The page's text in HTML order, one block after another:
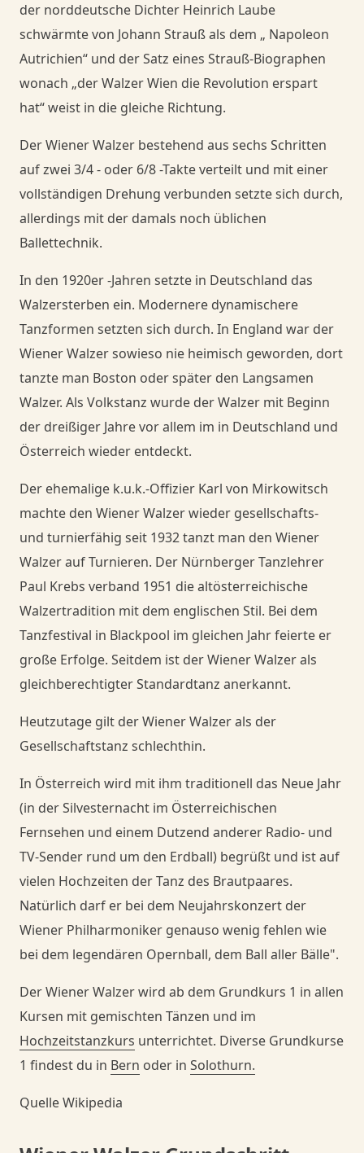
der norddeutsche Dichter Heinrich Laube
schwärmte von Johann Strauß als dem „ Napoleon
Autrichien“ und der Satz eines Strauß-Biographen
wonach „der Walzer Wien die Revolution erspart
hat“ weist in die gleiche Richtung.
Der Wiener Walzer bestehend aus sechs Schritten
auf zwei 3/4 - oder 6/8-Takte verteilt und mit einer
vollständigen Drehung verbunden setzte sich durch,
allerdings mit der damals noch üblichen
Ballettechnik.
In den 1920er -Jahren setzte in Deutschland das
Walzersterben ein. Modernere dynamischere
Tanzformen setzten sich durch. In England war der
Wiener Walzer sowieso nie heimisch geworden, dort
tanzte man Boston oder später den Langsamen
Walzer. Als Volkstanz wurde der Walzer mit Beginn
der dreißiger Jahre vor allem im in Deutschland und
Österreich wieder entdeckt.
Der ehemalige k.u.k.-Offizier Karl von Mirkowitsch
machte den Wiener Walzer wieder gesellschafts-
und turnierfähig seit 1932 tanzt man den Wiener
Walzer auf Turnieren. Der Nürnberger Tanzlehrer
Paul Krebs verband 1951 die altösterreichische
Walzertradition mit dem englischen Stil. Bei dem
Tanzfestival in Blackpool im gleichen Jahr feierte er
große Erfolge. Seitdem ist der Wiener Walzer als
gleichberechtigter Standardtanz anerkannt.
Heutzutage gilt der Wiener Walzer als der
Gesellschaftstanz schlechthin.
In Österreich wird mit ihm traditionell das Neue Jahr
(in der Silvesternacht im Österreichischen
Fernsehen und einem Dutzend anderer Radio- und
TV-Sender rund um den Erdball) begrüßt und ist auf
vielen Hochzeiten der Tanz des Brautpaares.
Natürlich darf er bei dem Neujahrskonzert der
Wiener Philharmoniker genauso wenig fehlen wie
bei dem legendären Opernball, dem Ball aller Bälle".
Der Wiener Walzer wird ab dem Grundkurs 1 in allen
Kursen mit gemischten Tänzen und im
Hochzeitstanzkurs unterrichtet. Diverse Grundkurse
1 findest du in Bern oder in Solothurn.
Quelle Wikipedia